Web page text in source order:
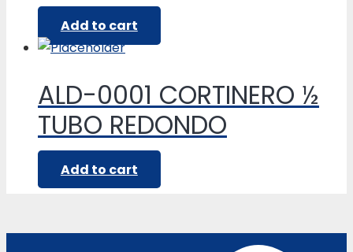
Add to cart
ALD-0001 CORTINERO ½
TUBO REDONDO
Add to cart